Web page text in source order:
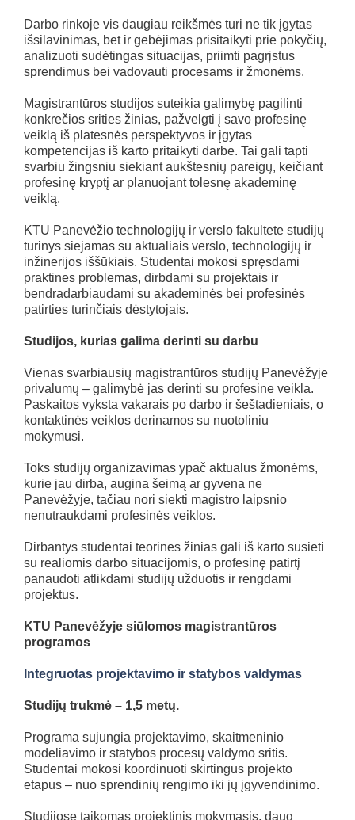
Darbo rinkoje vis daugiau reikšmės turi ne tik įgytas
išsilavinimas, bet ir gebėjimas prisitaikyti prie pokyčių,
analizuoti sudėtingas situacijas, priimti pagrįstus
sprendimus bei vadovauti procesams ir žmonėms.
Magistrantūros studijos suteikia galimybę pagilinti
konkrečios srities žinias, pažvelgti į savo profesinę
veiklą iš platesnės perspektyvos ir įgytas
kompetencijas iš karto pritaikyti darbe. Tai gali tapti
svarbiu žingsniu siekiant aukštesnių pareigų, keičiant
profesinę kryptį ar planuojant tolesnę akademinę
veiklą.
KTU Panevėžio technologijų ir verslo fakultete studijų
turinys siejamas su aktualiais verslo, technologijų ir
inžinerijos iššūkiais. Studentai mokosi spręsdami
praktines problemas, dirbdami su projektais ir
bendradarbiaudami su akademinės bei profesinės
patirties turinčiais dėstytojais.
Studijos, kurias galima derinti su darbu
Vienas svarbiausių magistrantūros studijų Panevėžyje
privalumų – galimybė jas derinti su profesine veikla.
Paskaitos vyksta vakarais po darbo ir šeštadieniais, o
kontaktinės veiklos derinamos su nuotoliniu
mokymusi.
Toks studijų organizavimas ypač aktualus žmonėms,
kurie jau dirba, augina šeimą ar gyvena ne
Panevėžyje, tačiau nori siekti magistro laipsnio
nenutraukdami profesinės veiklos.
Dirbantys studentai teorines žinias gali iš karto susieti
su realiomis darbo situacijomis, o profesinę patirtį
panaudoti atlikdami studijų užduotis ir rengdami
projektus.
KTU Panevėžyje siūlomos magistrantūros
programos
Integruotas projektavimo ir statybos valdymas
Studijų trukmė – 1,5 metų.
Programa sujungia projektavimo, skaitmeninio
modeliavimo ir statybos procesų valdymo sritis.
Studentai mokosi koordinuoti skirtingus projekto
etapus – nuo sprendinių rengimo iki jų įgyvendinimo.
Studijose taikomas projektinis mokymasis, daug